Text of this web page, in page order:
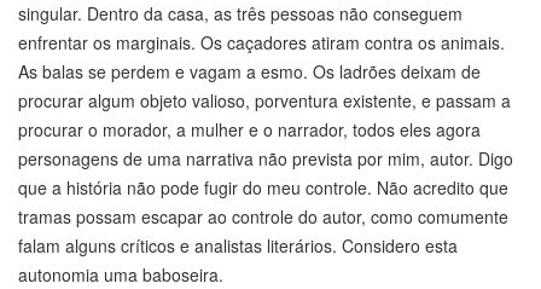
singular. Dentro da casa, as três pessoas não conseguem
enfrentar os marginais. Os caçadores atiram contra os animais.
As balas se perdem e vagam a esmo. Os ladrões deixam de
procurar algum objeto valioso, porventura existente, e passam a
procurar o morador, a mulher e o narrador, todos eles agora
personagens de uma narrativa não prevista por mim, autor. Digo
que a história não pode fugir do meu controle. Não acredito que
tramas possam escapar ao controle do autor, como comumente
falam alguns críticos e analistas literários. Considero esta
autonomia uma baboseira.